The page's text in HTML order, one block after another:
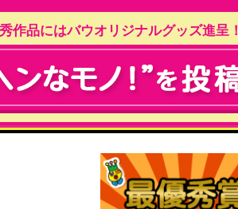
作品にはバウオリジナルグッズ進呈！